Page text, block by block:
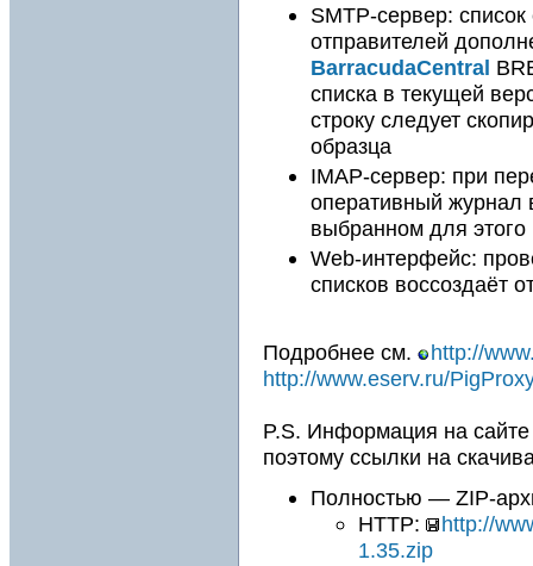
SMTP-сервер:
отправителей
BarracudaCentral
списка в текущей
строку следует
образца
IMAP-сервер: при
оперативный
выбранном для
Web-интерфейс:
списков воссоздаёт
Подробнее см.
http://
http://www.eserv.ru/
P.S. Информация на
поэтому ссылки на
Полностью — ZIP-
HTTP:
http://
1.35.zip